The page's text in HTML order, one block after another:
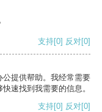
支持[0] 反对[0]
提供帮助。我经常需要
速找到我需要的信息。
支持[0] 反对[0]